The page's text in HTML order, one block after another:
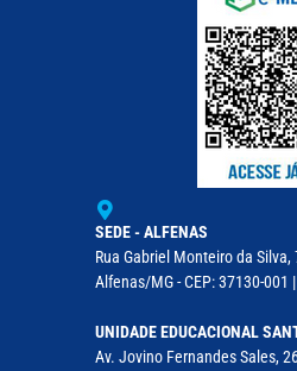
SEDE - ALFENAS
Rua Gabriel Monteiro da Silva,
Alfenas/MG - CEP: 37130-001
UNIDADE EDUCACIONAL
Av. Jovino Fernandes Sales,